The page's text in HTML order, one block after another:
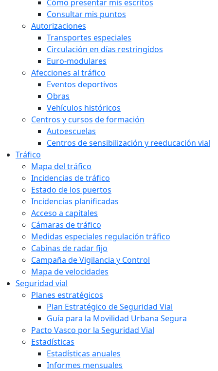
Cómo presentar mis escritos
Consultar mis puntos
Autorizaciones
Transportes especiales
Circulación en días restringidos
Euro-modulares
Afecciones al tráfico
Eventos deportivos
Obras
Vehículos históricos
Centros y cursos de formación
Autoescuelas
Centros de sensibilización y reeducación vial
Tráfico
Mapa del tráfico
Incidencias de tráfico
Estado de los puertos
Incidencias planificadas
Acceso a capitales
Cámaras de tráfico
Medidas especiales regulación tráfico
Cabinas de radar fijo
Campaña de Vigilancia y Control
Mapa de velocidades
Seguridad vial
Planes estratégicos
Plan Estratégico de Seguridad Vial
Guía para la Movilidad Urbana Segura
Pacto Vasco por la Seguridad Vial
Estadísticas
Estadísticas anuales
Informes mensuales